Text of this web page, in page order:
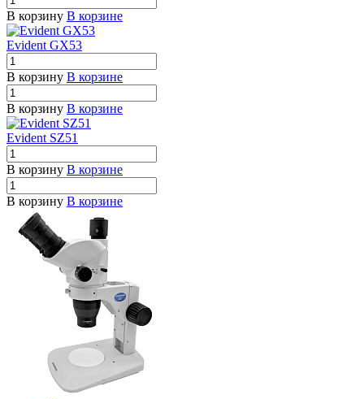
В корзину В корзине
Evident GX53
В корзину В корзине
В корзину В корзине
Evident SZ51
В корзину В корзине
В корзину В корзине